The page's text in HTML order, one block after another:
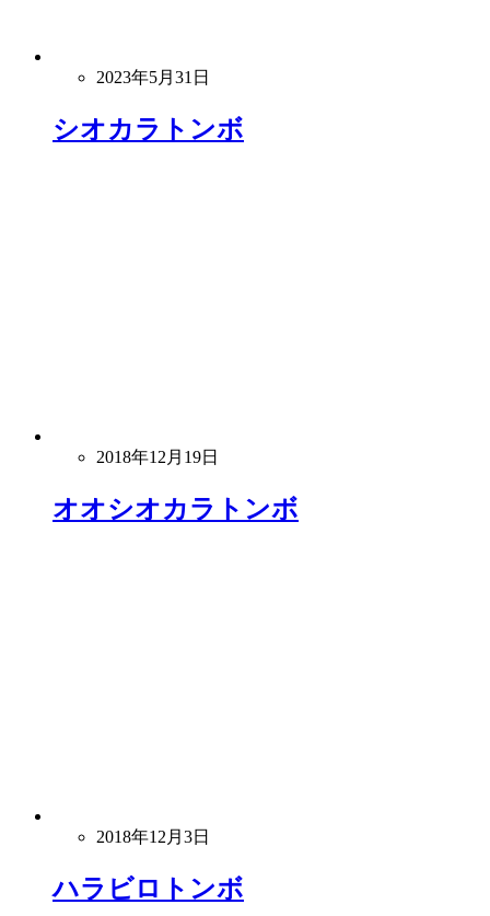
2023年5月31日
シオカラトンボ
2018年12月19日
オオシオカラトンボ
2018年12月3日
ハラビロトンボ